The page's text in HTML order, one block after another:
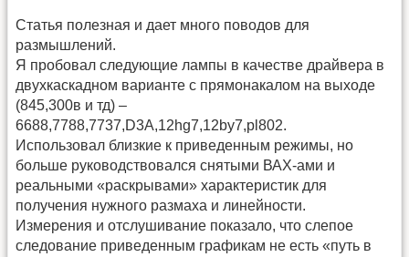
Статья полезная и дает много поводов для
размышлений.
Я пробовал следующие лампы в качестве драйвера в
двухкаскадном варианте с прямонакалом на выходе
(845,300в и тд) –
6688,7788,7737,D3A,12hg7,12by7,pl802.
Использовал близкие к приведенным режимы, но
больше руководствовался снятыми ВАХ-ами и
реальными «раскрывами» характеристик для
получения нужного размаха и линейности.
Измерения и отслушивание показало, что слепое
следование приведенным графикам не есть «путь в